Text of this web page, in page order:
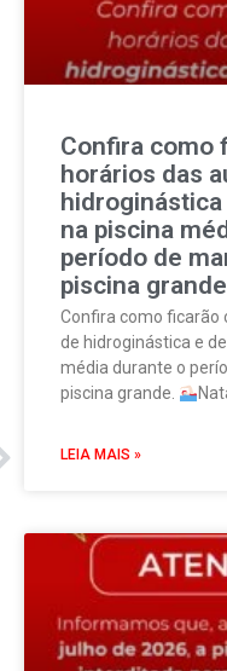
Confira como
horários das
na piscina
período de
piscina
Confira como ficarão
de hidroginástica e
média durante o
piscina grande.
LEIA MAIS »